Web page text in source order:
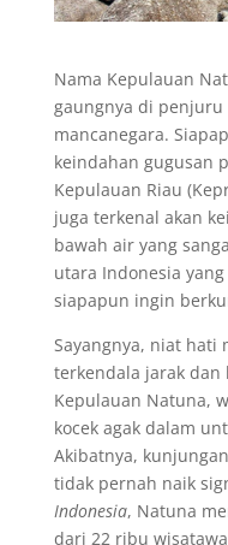
Nama Kepulauan
gaungnya di penjuru
mancanegara.
keindahan gugusan
Kepulauan Riau
juga terkenal akan
bawah air yang
utara Indonesia
siapapun ingin
Sayangnya, niat hati
terkendala jarak dan
Kepulauan Natuna,
kocek agak dalam
Akibatnya,
tidak pernah naik
Indonesia, Natuna
dari 22 ribu